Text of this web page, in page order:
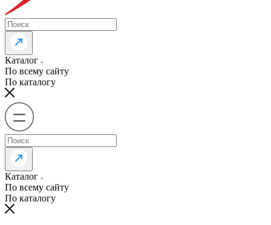
Каталог
По всему сайту
По каталогу
Каталог
По всему сайту
По каталогу